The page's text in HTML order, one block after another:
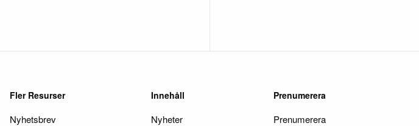
Fler Resurser
Nyhetsbrev
Innehåll
Nyheter
Prenumerera
Prenumerera